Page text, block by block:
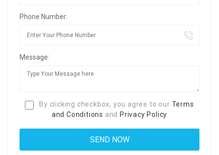
Phone Number:
Message:
By clicking checkbox, you agree to our Terms
and Conditions and Privacy Policy